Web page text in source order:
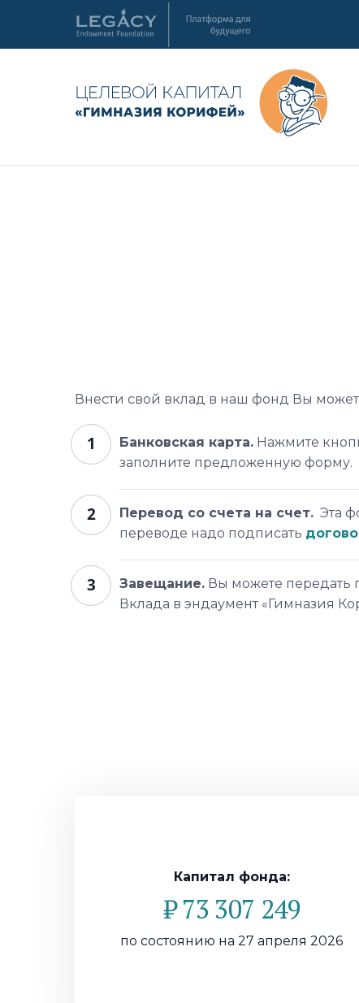
Внести свой вклад в наш фонд Вы
Банковская карта. Нажмите
заполните предложенную форму.
Перевод со счета на счет. Эта
переводе надо подписать
Завещание. Вы можете передать
Вклада в эндаумент «Гимназия
Капитал фонда:
₽ 73 307 249
по состоянию на 27 апреля 2026